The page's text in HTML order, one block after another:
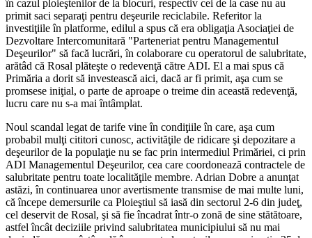
în cazul ploieştenilor de la blocuri, respectiv cei de la case nu au
primit saci separaţi pentru deşeurile reciclabile. Referitor la
investiţiile în platforme, edilul a spus că era obligaţia Asociaţiei de
Dezvoltare Intercomunitară "Parteneriat pentru Managementul
Deşeurilor" să facă lucrări, în colaborare cu operatorul de salubritate,
arătâd că Rosal plăteşte o redevenţă către ADI. El a mai spus că
Primăria a dorit să investească aici, dacă ar fi primit, aşa cum se
promsese iniţial, o parte de aproape o treime din această redevenţă,
lucru care nu s-a mai întâmplat.
Noul scandal legat de tarife vine în condiţiile în care, aşa cum
probabil mulţi cititori cunosc, activităţile de ridicare şi depozitare a
deşeurilor de la populaţie nu se fac prin intermediul Primăriei, ci prin
ADI Managementul Deşeurilor, cea care coordonează contractele de
salubritate pentru toate localităţile membre. Adrian Dobre a anunţat
astăzi, în continuarea unor avertismente transmise de mai multe luni,
că începe demersurile ca Ploieştiul să iasă din sectorul 2-6 din judeţ,
cel deservit de Rosal, şi să fie încadrat într-o zonă de sine stătătoare,
astfel încât deciziile privind salubritatea municipiului să nu mai